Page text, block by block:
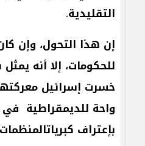
التقليدية.
إن هذا التحول، وإن
للحكومات، إلاأنه يمثل
خسرت إسرائيل
واحة للديمقراطية في
بإعتراف كبرياتالمنظمات